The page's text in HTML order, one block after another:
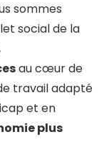
sommes
social de la
au cœur de
travail adapté
et en
plus